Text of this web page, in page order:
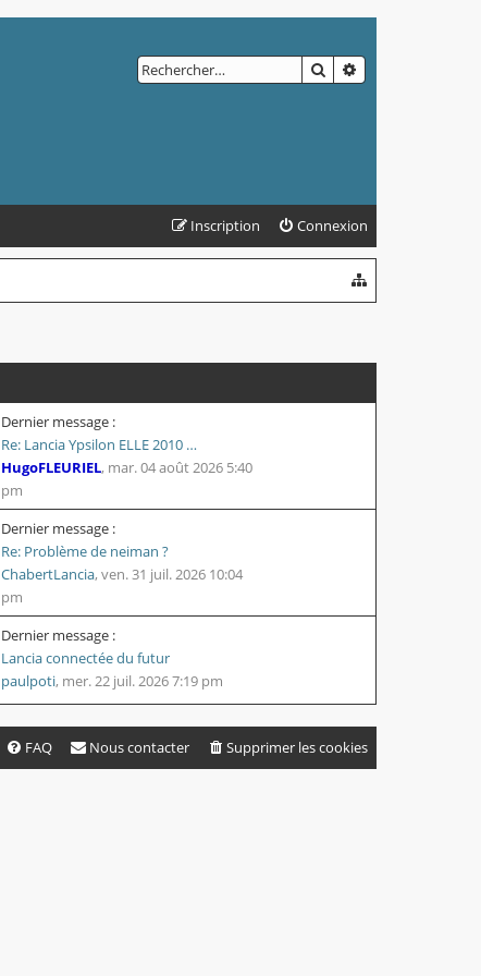
RECHERCHER
Connexion
Inscription
Dernier message :
Re: Lancia Ypsilon ELLE 2010 …
HugoFLEURIEL, mar. 04 août 2026 5:40
pm
Dernier message :
Re: Problème de neiman ?
ChabertLancia, ven. 31 juil. 2026 10:04
pm
Dernier message :
Lancia connectée du futur
paulpoti, mer. 22 juil. 2026 7:19 pm
Supprimer les cookies
Nous contacter
FAQ